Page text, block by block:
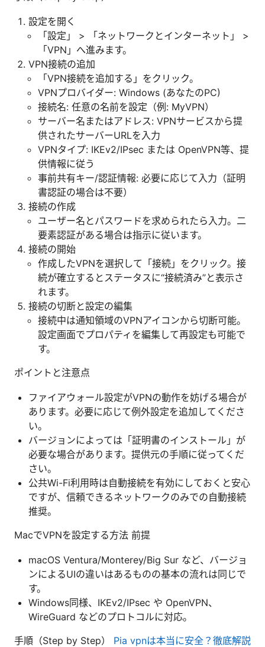
設定を開く
「設定」 > 「ネットワークとインターネット」 >
「VPN」へ進みます。
VPN接続の追加
「VPN接続を追加する」をクリック。
VPNプロバイダー: Windows (あなたのPC)
接続名: 任意の名前を設定（例: MyVPN）
サーバー名またはアドレス: VPNサービスから提
供されたサーバーURLを入力
VPNタイプ: IKEv2/IPsec または OpenVPN等、提
供情報に従う
事前共有キー/認証情報: 必要に応じて入力（証明
書認証の場合は不要）
接続の作成
ユーザー名とパスワードを求められたら入力。二
要素認証がある場合は指示に従います。
接続の開始
作成したVPNを選択して「接続」をクリック。接
続が確立するとステータスに“接続済み”と表示さ
れます。
接続の切断と設定の編集
接続中は通知領域のVPNアイコンから切断可能。
設定画面でプロパティを編集して再設定も可能で
す。
ポイントと注意点
ファイアウォール設定がVPNの動作を妨げる場合が
あります。必要に応じて例外設定を追加してくださ
い。
バージョンによっては「証明書のインストール」が
必要な場合があります。提供元の手順に従ってくだ
さい。
公共Wi-Fi利用時は自動接続を有効にしておくと安心
ですが、信頼できるネットワークのみでの自動接続
推奨。
MacでVPNを設定する方法 前提
macOS Ventura/Monterey/Big Sur など、バージョ
ンによるUIの違いはあるものの基本の流れは同じで
す。
Windows同様、IKEv2/IPsec や OpenVPN、
WireGuard などのプロトコルに対応。
手順（Step by Step） Pia vpnは本当に安全？徹底解説